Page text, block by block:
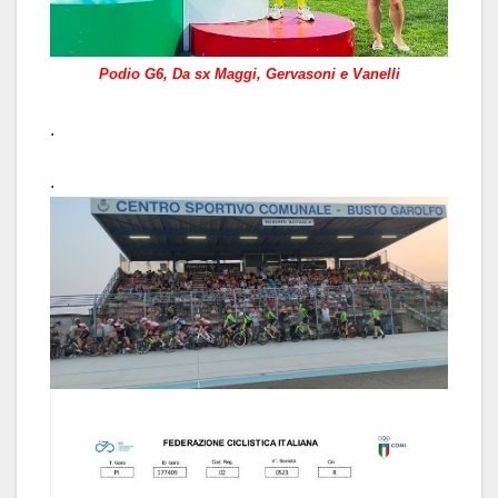
Podio G6, Da sx Maggi, Gervasoni e Vanelli
.
.